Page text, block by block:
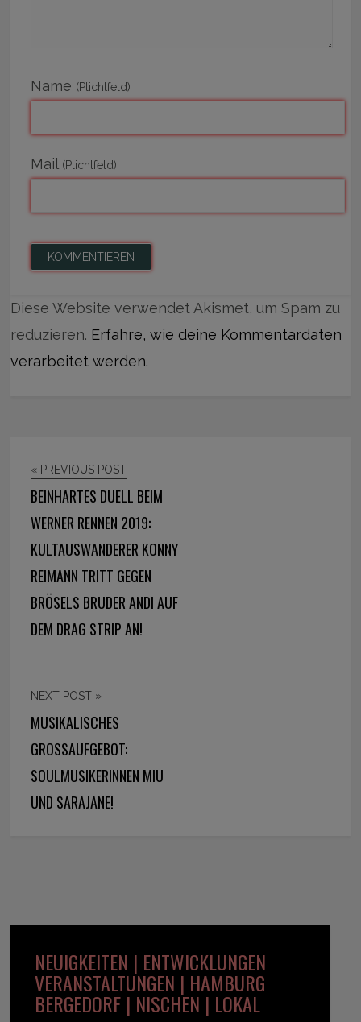
Name (Plichtfeld)
Mail (Plichtfeld)
Diese Website verwendet Akismet, um Spam zu
reduzieren. Erfahre, wie deine Kommentardaten
verarbeitet werden.
« PREVIOUS POST
BEINHARTES DUELL BEIM
WERNER RENNEN 2019:
KULTAUSWANDERER KONNY
REIMANN TRITT GEGEN
BRÖSELS BRUDER ANDI AUF
DEM DRAG STRIP AN!
NEXT POST »
MUSIKALISCHES
GROSSAUFGEBOT: S
OULMUSIKERINNEN MIU U
ND SARAJANE!
NEUIGKEITEN | ENTWICKLUNGEN
VERANSTALTUNGEN | HAMBURG
BERGEDORF | NISCHEN | LOKAL